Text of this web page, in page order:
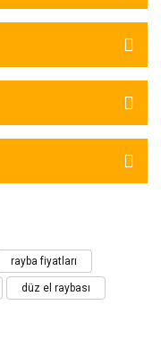
rayba fiyatları
düz el raybası